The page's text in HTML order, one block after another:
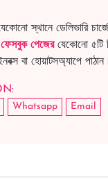
স্থানে ডেলিভারি
ফেসবুক পেজেরযেকোনো ৫টি
বা হোয়াটসঅ্যাপে পাঠান।
Whatsapp Email